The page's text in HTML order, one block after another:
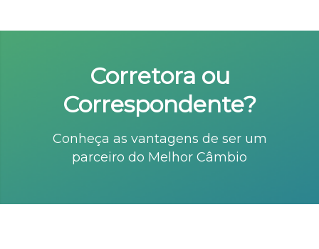
Corretora ou
Correspondente?
Conheça as vantagens de ser um
parceiro do Melhor Câmbio